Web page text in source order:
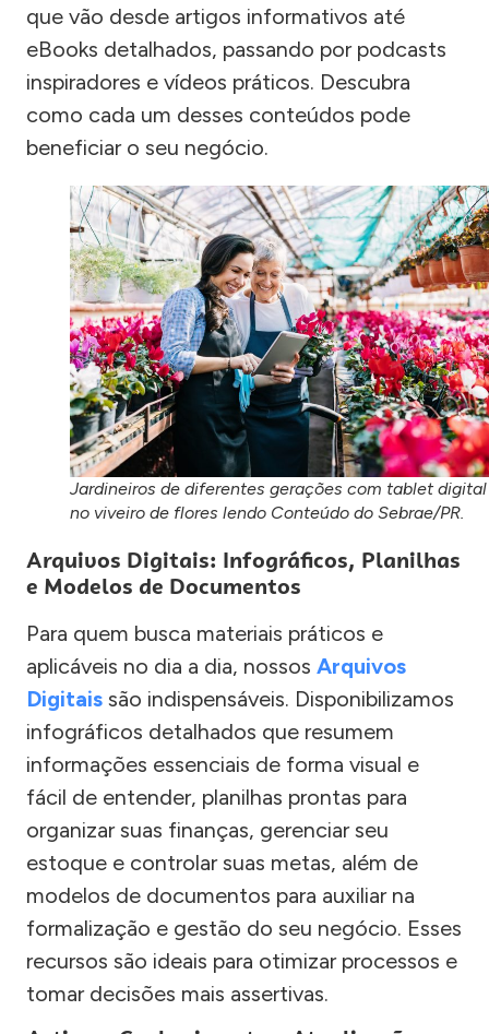
que vão desde artigos informativos até
eBooks detalhados, passando por podcasts
inspiradores e vídeos práticos. Descubra
como cada um desses conteúdos pode
beneficiar o seu negócio.
Jardineiros de diferentes gerações com tablet digital
no viveiro de flores lendo Conteúdo do Sebrae/PR.
Arquivos Digitais: Infográficos, Planilhas
e Modelos de Documentos
Para quem busca materiais práticos e
aplicáveis no dia a dia, nossos Arquivos
Digitais são indispensáveis. Disponibilizamos
infográficos detalhados que resumem
informações essenciais de forma visual e
fácil de entender, planilhas prontas para
organizar suas finanças, gerenciar seu
estoque e controlar suas metas, além de
modelos de documentos para auxiliar na
formalização e gestão do seu negócio. Esses
recursos são ideais para otimizar processos e
tomar decisões mais assertivas.